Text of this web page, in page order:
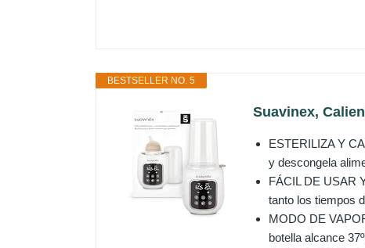
BESTSELLER NO. 5
Suavinex,
ESTERILIZA Y
y descongela
FÁCIL DE USAR
tanto los tiempos
MODO DE
botella alcance